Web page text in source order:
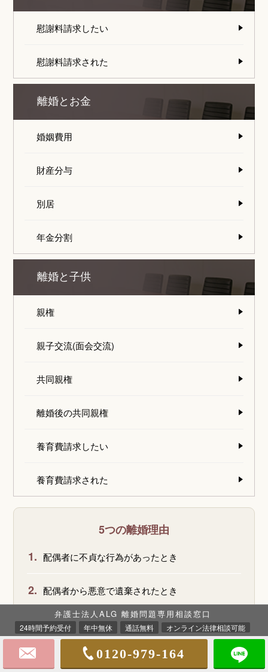
慰謝料請求したい
慰謝料請求された
離婚とお金
婚姻費用
財産分与
別居
年金分割
離婚と子供
親権
親子交流(面会交流)
共同親権
離婚後の共同親権
養育費請求したい
養育費請求された
5つの離婚理由
1. 配偶者に不貞な行為があったとき
2. 配偶者から悪意で遺棄されたとき
3. 配偶者の生死が3年以上明らかでないとき
4.
配偶者が強度の精神病にかかり、回復の見込みが
弁護士法人ALG 離婚問題専用相談窓口
24時間予約受付 年中無休 通話無料 オンライン法律相談可能
0120-979-164